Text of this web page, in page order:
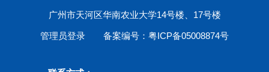
广州市天河区华南农业大学14号楼、17号楼
管理员登录 备案编号：粤ICP备05008874号